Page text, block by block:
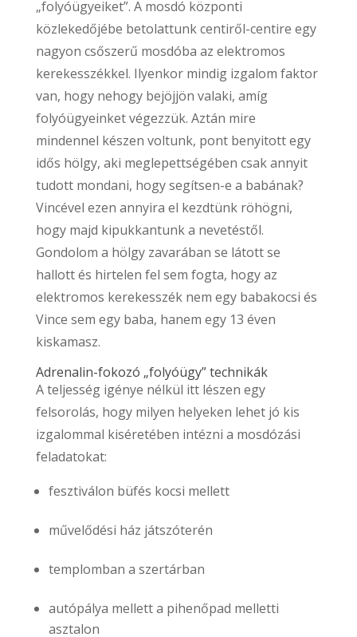
„folyóügyeiket”. A mosdó központi
közlekedőjébe betolattunk centiről-centire egy
nagyon csőszerű mosdóba az elektromos
kerekesszékkel. Ilyenkor mindig izgalom faktor
van, hogy nehogy bejöjjön valaki, amíg
folyóügyeinket végezzük. Aztán mire
mindennel készen voltunk, pont benyitott egy
idős hölgy, aki meglepettségében csak annyit
tudott mondani, hogy segítsen-e a babának?
Vincével ezen annyira el kezdtünk röhögni,
hogy majd kipukkantunk a nevetéstől.
Gondolom a hölgy zavarában se látott se
hallott és hirtelen fel sem fogta, hogy az
elektromos kerekesszék nem egy babakocsi és
Vince sem egy baba, hanem egy 13 éven
kiskamasz.
Adrenalin-fokozó „folyóügy” technikák
A teljesség igénye nélkül itt lészen egy
felsorolás, hogy milyen helyeken lehet jó kis
izgalommal kiséretében intézni a mosdózási
feladatokat:
fesztiválon büfés kocsi mellett
művelődési ház játszóterén
templomban a szertárban
autópálya mellett a pihenőpad melletti
asztalon